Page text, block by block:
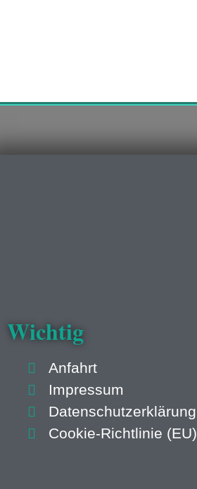
Wichtig
Anfahrt
Impressum
Datenschutzerklärung
Cookie-Richtlinie (EU)